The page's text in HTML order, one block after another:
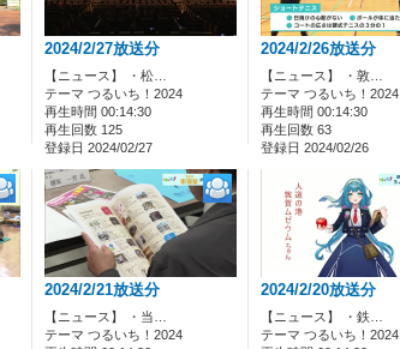
2024/2/27放送分
【ニュース】 ・松…
テーマ つるいち！2024
再生時間 00:14:30
再生回数 125
登録日 2024/02/27
2024/2/26放送分
【ニュース】 ・敦…
テーマ つるいち！2024
再生時間 00:14:30
再生回数 63
登録日 2024/02/26
2024/2/21放送分
【ニュース】 ・当…
テーマ つるいち！2024
2024/2/20放送分
【ニュース】 ・鉄…
テーマ つるいち！2024